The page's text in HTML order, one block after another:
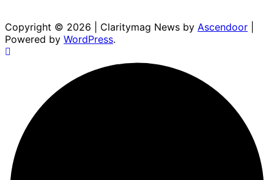
Copyright © 2026 | Claritymag News by Ascendoor
Powered by WordPress.